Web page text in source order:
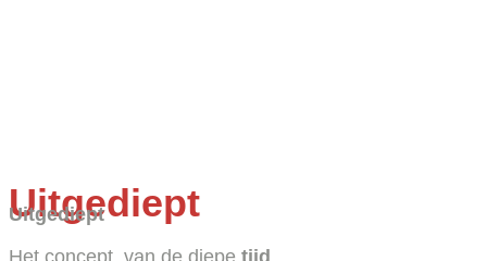
Uitgediept
Uitgediept